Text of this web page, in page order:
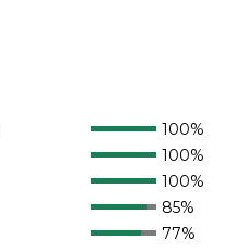
100%
100%
100%
85%
77%